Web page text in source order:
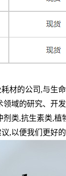
材的公司 ,与生
域的研究、开
剂类,抗生素类,植
,以便我们更好